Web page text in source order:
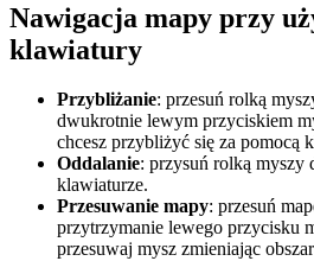
Nawigacja mapy przy
klawiatury
Przybliżanie: przesuń rolką
dwukrotnie lewym przyciskiem
chcesz przybliżyć się za
Oddalanie: przysuń rolką myszy
klawiaturze.
Przesuwanie mapy: przesuń
przytrzymanie lewego przycisku
przesuwaj mysz zmieniając